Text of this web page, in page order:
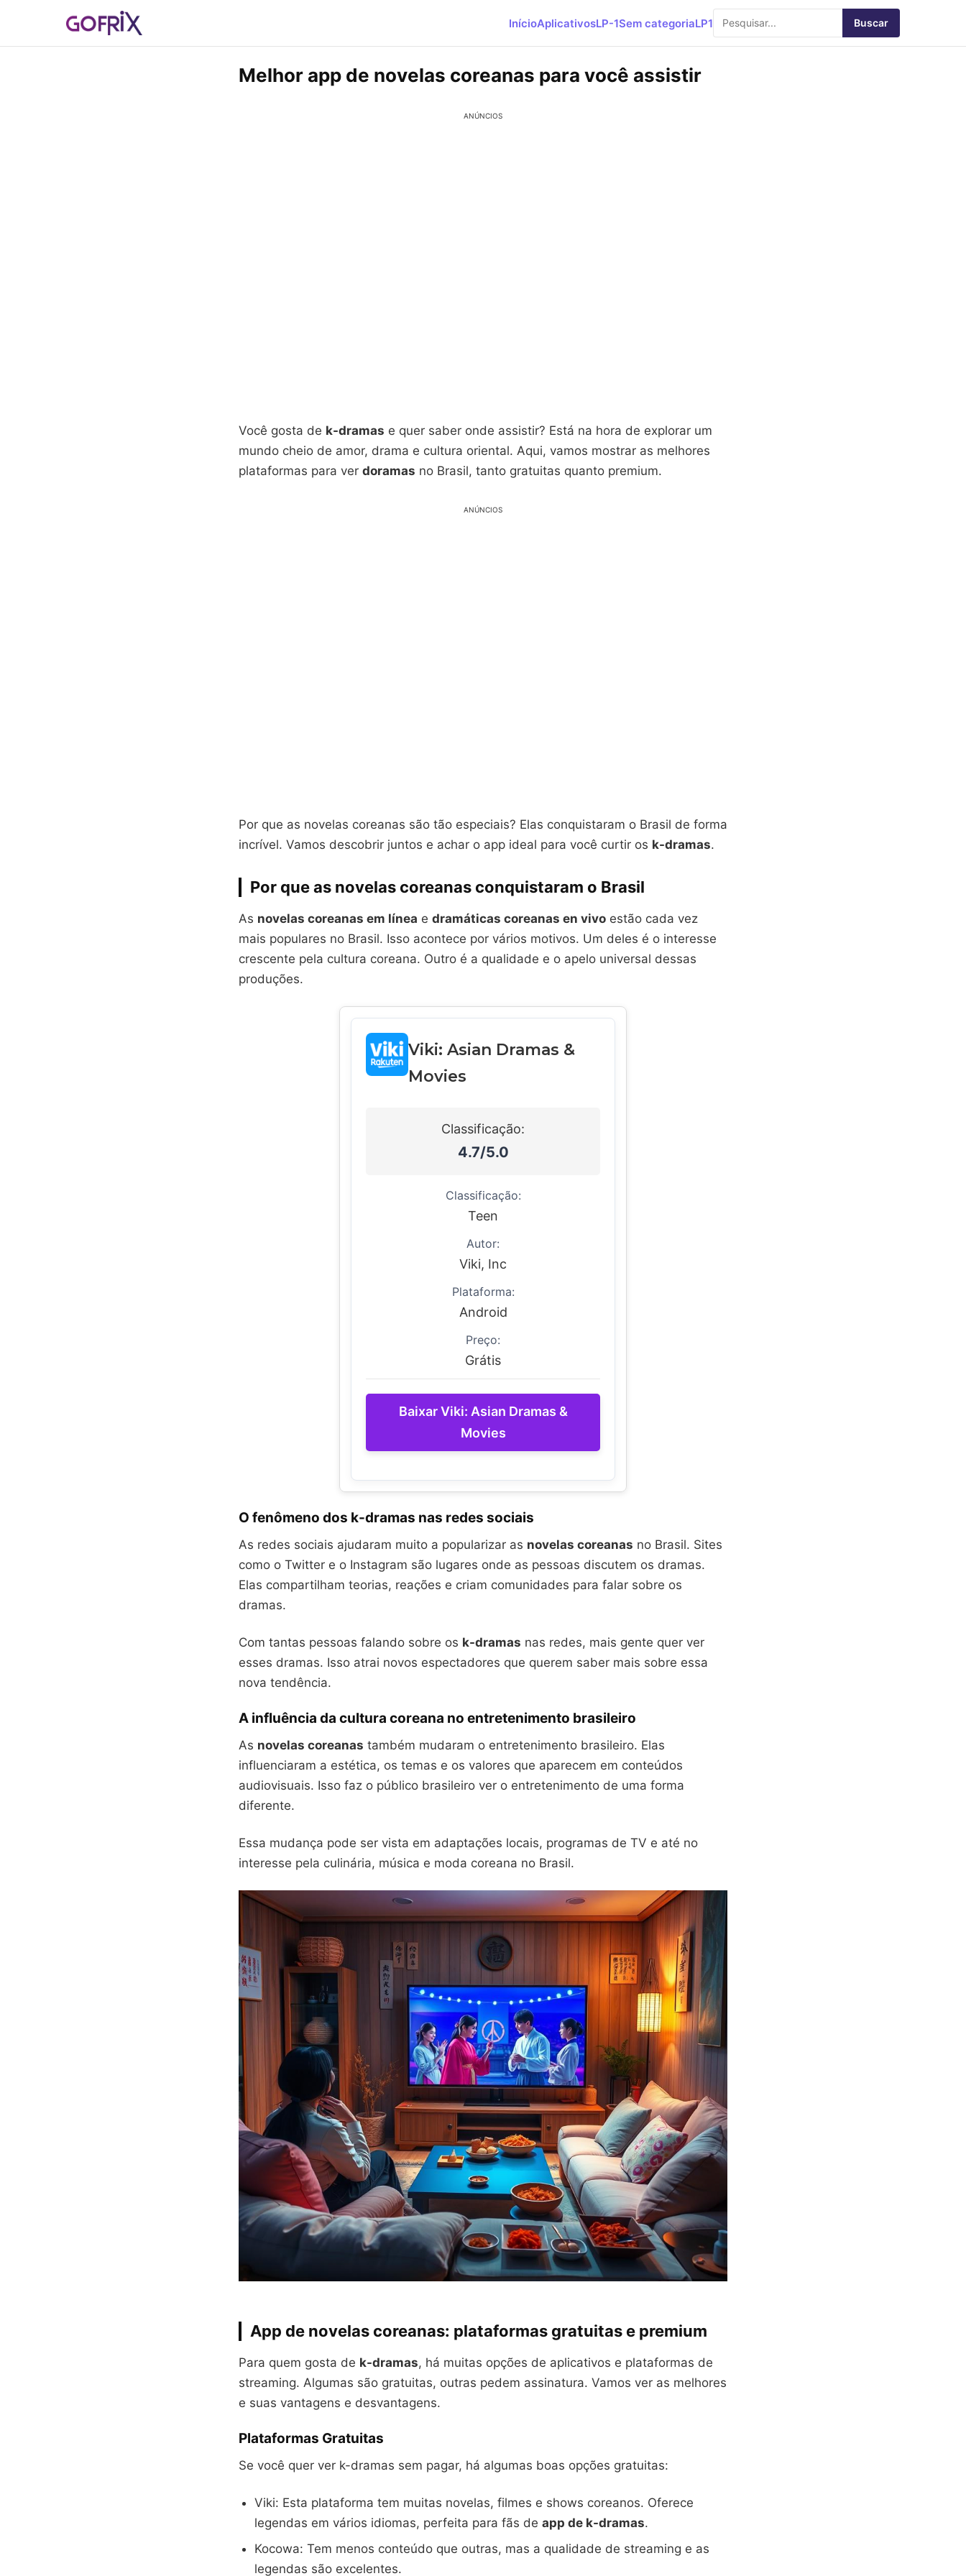
InícioAplicativosLP-1Sem categoriaLP1 Buscar
Melhor app de novelas coreanas para você assistir
ANÚNCIOS
Você gosta de k-dramas e quer saber onde assistir? Está na hora de explorar um
mundo cheio de amor, drama e cultura oriental. Aqui, vamos mostrar as melhores
plataformas para ver doramas no Brasil, tanto gratuitas quanto premium.
ANÚNCIOS
Por que as novelas coreanas são tão especiais? Elas conquistaram o Brasil de forma
incrível. Vamos descobrir juntos e achar o app ideal para você curtir os k-dramas.
Por que as novelas coreanas conquistaram o Brasil
As novelas coreanas em línea e dramáticas coreanas en vivo estão cada vez
mais populares no Brasil. Isso acontece por vários motivos. Um deles é o interesse
crescente pela cultura coreana. Outro é a qualidade e o apelo universal dessas
produções.
Viki: Asian Dramas &
Movies
Classificação:
4.7/5.0
Classificação:
Teen
Autor:
Viki, Inc
Plataforma:
Android
Preço:
Grátis
Baixar Viki: Asian Dramas &
Movies
O fenômeno dos k-dramas nas redes sociais
As redes sociais ajudaram muito a popularizar as novelas coreanas no Brasil. Sites
como o Twitter e o Instagram são lugares onde as pessoas discutem os dramas.
Elas compartilham teorias, reações e criam comunidades para falar sobre os
dramas.
Com tantas pessoas falando sobre os k-dramas nas redes, mais gente quer ver
esses dramas. Isso atrai novos espectadores que querem saber mais sobre essa
nova tendência.
A influência da cultura coreana no entretenimento brasileiro
As novelas coreanas também mudaram o entretenimento brasileiro. Elas
influenciaram a estética, os temas e os valores que aparecem em conteúdos
audiovisuais. Isso faz o público brasileiro ver o entretenimento de uma forma
diferente.
Essa mudança pode ser vista em adaptações locais, programas de TV e até no
interesse pela culinária, música e moda coreana no Brasil.
App de novelas coreanas: plataformas gratuitas e premium
Para quem gosta de k-dramas, há muitas opções de aplicativos e plataformas de
streaming. Algumas são gratuitas, outras pedem assinatura. Vamos ver as melhores
e suas vantagens e desvantagens.
Plataformas Gratuitas
Se você quer ver k-dramas sem pagar, há algumas boas opções gratuitas:
Viki: Esta plataforma tem muitas novelas, filmes e shows coreanos. Oferece
legendas em vários idiomas, perfeita para fãs de app de k-dramas.
Kocowa: Tem menos conteúdo que outras, mas a qualidade de streaming e as
legendas são excelentes.